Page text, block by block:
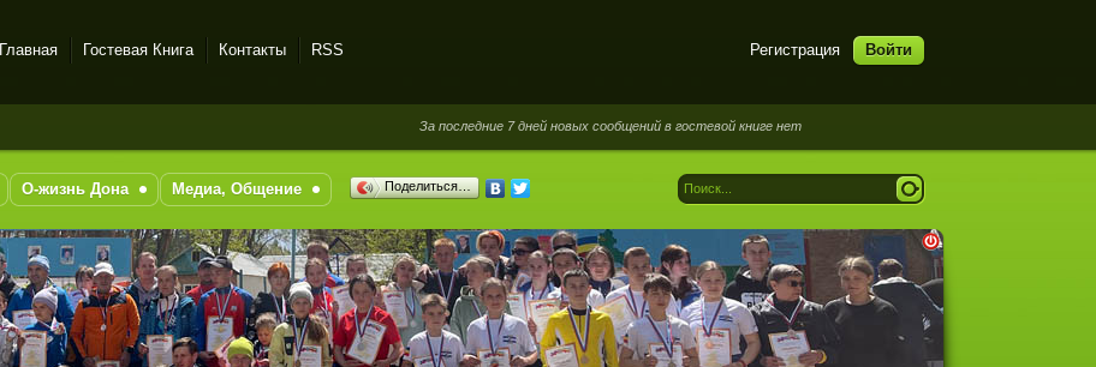
Регистрация Войти
Главная Гостевая Книга Контакты RSS
За последние 7 дней новых сообщений в гостевой книге нет
О-жизнь Дона Медиа, Общение Поделиться…